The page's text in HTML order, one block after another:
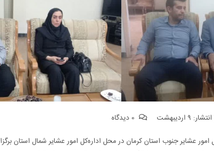
۹ اردیبهشت
عشایر جنوب استان کرمان در محل اداره‌کل امور عشایر شمال استان